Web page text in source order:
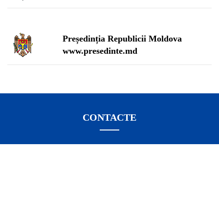
Președinția Republicii Moldova
www.presedinte.md
CONTACTE